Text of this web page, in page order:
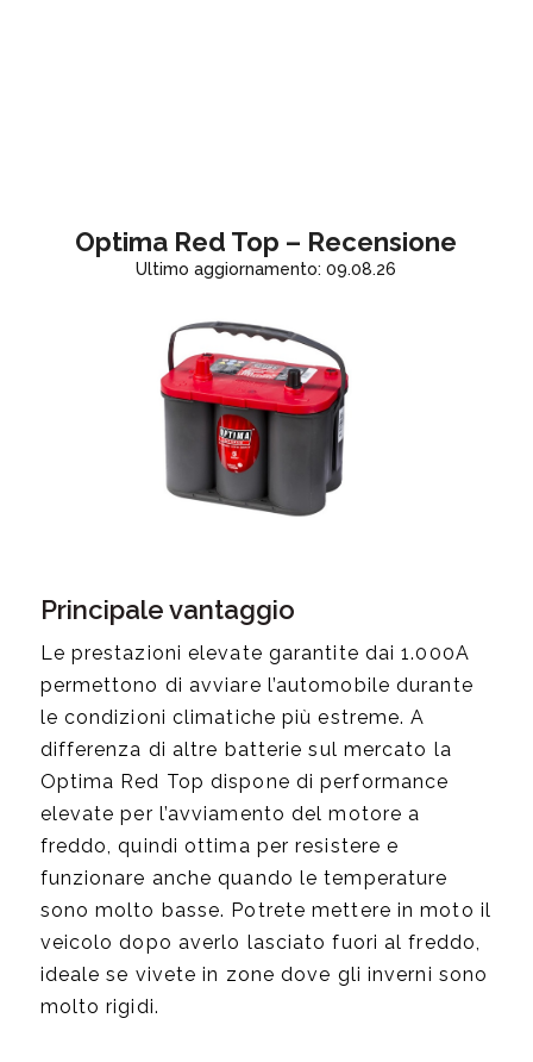
Optima Red Top – Recensione
Ultimo aggiornamento: 09.08.26
Principale vantaggio
Le prestazioni elevate garantite dai 1.000A
permettono di avviare l’automobile durante
le condizioni climatiche più estreme. A
differenza di altre batterie sul mercato la
Optima Red Top dispone di performance
elevate per l’avviamento del motore a
freddo, quindi ottima per resistere e
funzionare anche quando le temperature
sono molto basse. Potrete mettere in moto il
veicolo dopo averlo lasciato fuori al freddo,
ideale se vivete in zone dove gli inverni sono
molto rigidi.